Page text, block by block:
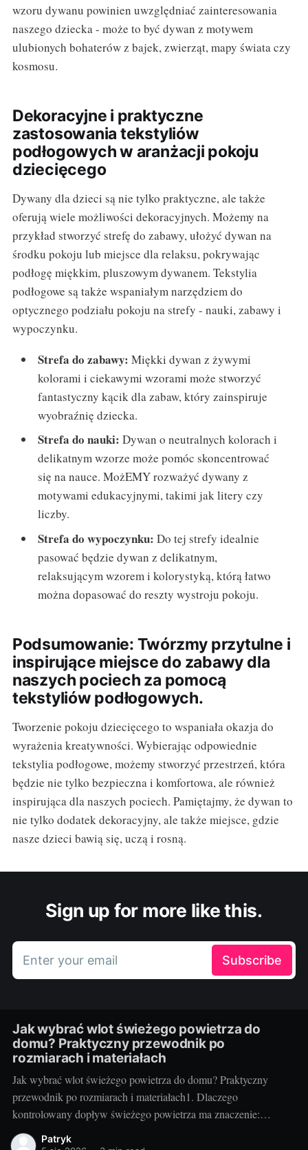
wzoru dywanu powinien uwzględniać zainteresowania
naszego dziecka - może to być dywan z motywem
ulubionych bohaterów z bajek, zwierząt, mapy świata czy
kosmosu.
Dekoracyjne i praktyczne
zastosowania tekstyliów
podłogowych w aranżacji pokoju
dziecięcego
Dywany dla dzieci są nie tylko praktyczne, ale także
oferują wiele możliwości dekoracyjnych. Możemy na
przykład stworzyć strefę do zabawy, ułożyć dywan na
środku pokoju lub miejsce dla relaksu, pokrywając
podłogę miękkim, pluszowym dywanem. Tekstylia
podłogowe są także wspaniałym narzędziem do
optycznego podziału pokoju na strefy - nauki, zabawy i
wypoczynku.
Strefa do zabawy:Miękki dywan z żywymi
kolorami i ciekawymi wzorami może stworzyć
fantastyczny kącik dla zabaw, który zainspiruje
wyobraźnię dziecka.
Strefa do nauki:Dywan o neutralnych kolorach i
delikatnym wzorze może pomóc skoncentrować
się na nauce. MożEMY rozważyć dywany z
motywami edukacyjnymi, takimi jak litery czy
liczby.
Strefa do wypoczynku:Do tej strefy idealnie
pasować będzie dywan z delikatnym,
relaksującym wzorem i kolorystyką, którą łatwo
można dopasować do reszty wystroju pokoju.
Podsumowanie: Twórzmy przytulne i
inspirujące miejsce do zabawy dla
naszych pociech za pomocą
tekstyliów podłogowych.
Tworzenie pokoju dziecięcego to wspaniała okazja do
wyrażenia kreatywności. Wybierając odpowiednie
tekstylia podłogowe, możemy stworzyć przestrzeń, która
będzie nie tylko bezpieczna i komfortowa, ale również
inspirująca dla naszych pociech. Pamiętajmy, że dywan to
nie tylko dodatek dekoracyjny, ale także miejsce, gdzie
nasze dzieci bawią się, uczą i rosną.
Sign up for more like this.
Enter your email Subscribe
Jak wybrać wlot świeżego powietrza do
domu? Praktyczny przewodnik po
rozmiarach i materiałach
Jak wybrać wlot świeżego powietrza do domu? Praktyczny
przewodnik po rozmiarach i materiałach1. Dlaczego
kontrolowany dopływ świeżego powietrza ma znaczenie:
komfort, zdrowie i rachunkiNowoczesne, szczelne domy świetnie
Patryk